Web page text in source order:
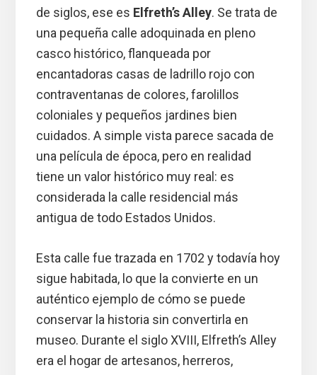
de siglos, ese es Elfreth’s Alley. Se trata de
una pequeña calle adoquinada en pleno
casco histórico, flanqueada por
encantadoras casas de ladrillo rojo con
contraventanas de colores, farolillos
coloniales y pequeños jardines bien
cuidados. A simple vista parece sacada de
una película de época, pero en realidad
tiene un valor histórico muy real: es
considerada la calle residencial más
antigua de todo Estados Unidos.
Esta calle fue trazada en 1702 y todavía hoy
sigue habitada, lo que la convierte en un
auténtico ejemplo de cómo se puede
conservar la historia sin convertirla en
museo. Durante el siglo XVIII, Elfreth’s Alley
era el hogar de artesanos, herreros,